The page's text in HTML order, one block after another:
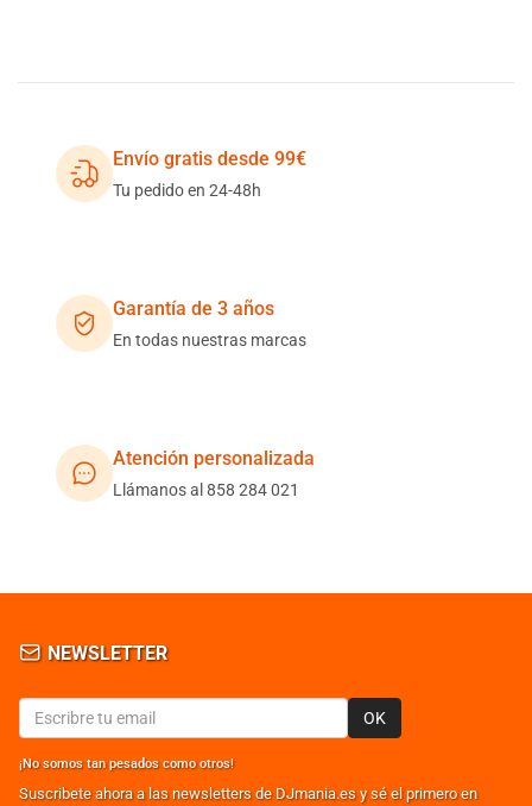
Envío gratis desde 99€
Tu pedido en 24-48h
Garantía de 3 años
En todas nuestras marcas
Atención personalizada
Llámanos al 858 284 021
NEWSLETTER
OK
¡No somos tan pesados como otros!
Suscribete ahora a las newsletters de DJmania.es y sé el primero en